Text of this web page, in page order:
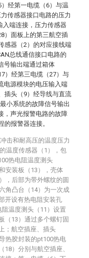
经第一电缆（6）与温
传感器接口电路的压力
入端连接，压力传感器
）面板上的第三航空插
感器（2）的对应接线端
总线通信接口电路的
号输出端通过箱体
）经第三电缆（27）与
电源模块的电压输入端
插头（9）经导线与直流
小系统的故障信号输出
，声光报警电路的故障
报警器连接。
击和耐高压的温度压力
温度传感器（1），包
热电阻温度测头
安装板（13），壳体
，后部为带外螺纹的圆
角凸台（14）为一次成
开设有热电阻安装孔
阻温度测头（11）设置
（13）通过多个螺钉固
；航空插座、插头
热胶封装的pt100热电
18）分别与航空插座、